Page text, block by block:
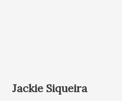
Jackie Siqueira